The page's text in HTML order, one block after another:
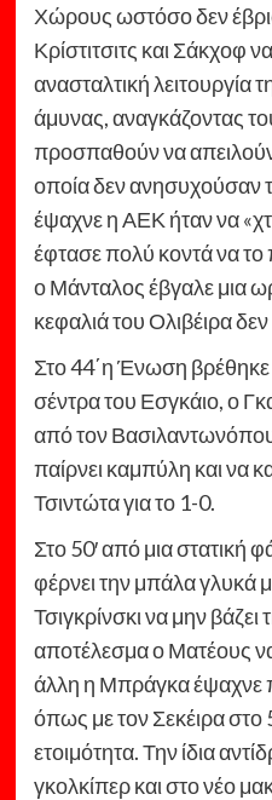
Χώρους ωστόσο δεν
Κρίστιτσιτς και Σάκχοφ
ανασταλτική λειτουργία
άμυνας, αναγκάζοντας
προσπαθούν να
οποία δεν ανησυχούσαν
έψαχνε η ΑΕΚ ήταν να
έφτασε πολύ κοντά να το
ο Μάνταλος έβγαλε μια
κεφαλιά του Ολιβέιρα
Στο 44΄η Ένωση
σέντρα του Εσγκάιο, ο
από τον
παίρνει καμπύλη και να
Τσιντώτα για το 1-0.
Στο 50′ από μια στατική
φέρνει την μπάλα γλυκά
Τσιγκρίνσκι να μην
αποτέλεσμα ο Ματέους
άλλη η Μπράγκα έψαχνε
όπως με τον Σεκέιρα στο
ετοιμότητα. Την ίδια
γκολκίπερ και στο νέο